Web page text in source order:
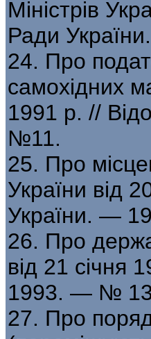
Міністрів
Ради
24. Про
самохідних
1991 р. //
№11.
25. Про
України від
України. —
26. Про
від 21 січня
1993. — №
27. Про